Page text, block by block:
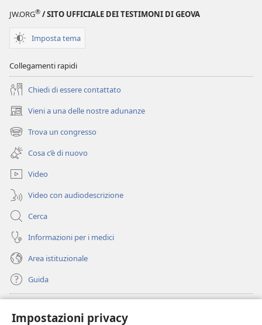
Impostazioni privacy
JW.ORG® / SITO UFFICIALE DEI TESTIMONI DI GEOVA
Imposta tema
Collegamenti rapidi
Chiedi di essere contattato
Vieni a una delle nostre adunanze
(apre
una
nuova
finestra)
Trova un congresso
(apre
una
nuova
finestra)
Cosa c’è di nuovo
Video
Video con audiodescrizione
Cerca
Informazioni per i medici
Area istituzionale
Guida
(apre